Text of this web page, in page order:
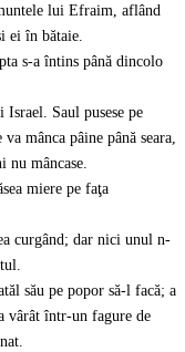
lui Efraim, aflând
ei în bătaie.
s-a întins până dincolo
Saul pusese pe
mânca pâine până seara,
mâncase.
miere pe faţa
curgând; dar nici unul n-
său pe popor să-l facă; a
vârât într-un fagure de